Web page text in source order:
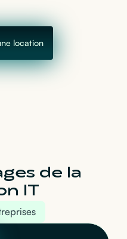
location
de la
IT